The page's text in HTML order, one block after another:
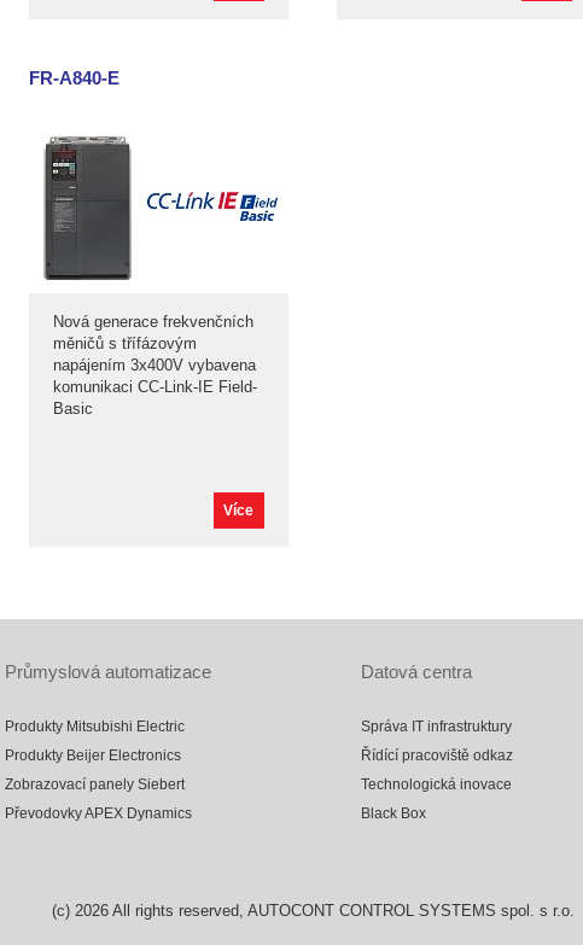
FR-A840-E
Nová generace frekvenčních
měničů s třífázovým
napájením 3x400V vybavena
komunikaci CC-Link-IE Field-
Basic
Více
Průmyslová automatizace
Produkty Mitsubishi Electric
Produkty Beijer Electronics
Zobrazovací panely Siebert
Převodovky APEX Dynamics
Datová centra
Správa IT infrastruktury
Řídící pracoviště odkaz
Technologická inovace
Black Box
(c) 2026All rights reserved, AUTOCONT CONTROL SYSTEMS spol. s r.o.